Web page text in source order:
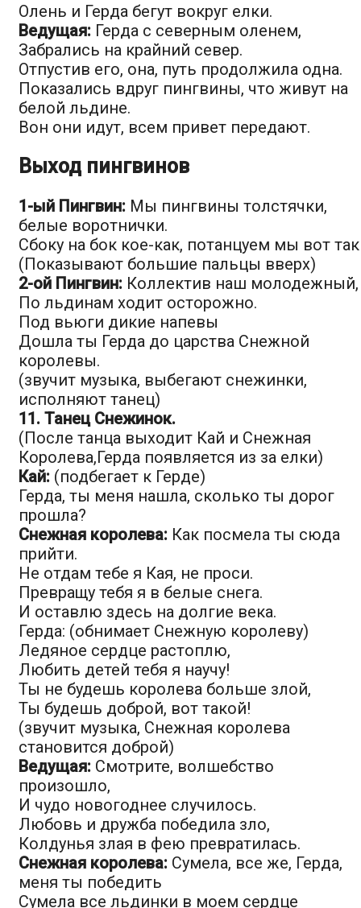
Олень и Герда бегут вокруг елки.
Ведущая: Герда с северным оленем,
Забрались на крайний север.
Отпустив его, она, путь продолжила одна.
Показались вдруг пингвины, что живут на
белой льдине.
Вон они идут, всем привет передают.
Выход пингвинов
1-ый Пингвин: Мы пингвины толстячки,
белые воротнички.
Сбоку на бок кое-как, потанцуем мы вот
(Показывают большие пальцы вверх)
2-ой Пингвин: Коллектив наш молодежный,
По льдинам ходит осторожно.
Под вьюги дикие напевы
Дошла ты Герда до царства Снежной
королевы.
(звучит музыка, выбегают снежинки,
исполняют танец)
11. Танец Снежинок.
(После танца выходит Кай и Снежная
Королева,Герда появляется из за елки)
Кай: (подбегает к Герде)
Герда, ты меня нашла, сколько ты дорог
прошла?
Снежная королева: Как посмела ты сюда
прийти.
Не отдам тебе я Кая, не проси.
Превращу тебя я в белые снега.
И оставлю здесь на долгие века.
Герда: (обнимает Снежную королеву)
Ледяное сердце растоплю,
Любить детей тебя я научу!
Ты не будешь королева больше злой,
Ты будешь доброй, вот такой!
(звучит музыка, Снежная королева
становится доброй)
Ведущая: Смотрите, волшебство
произошло,
И чудо новогоднее случилось.
Любовь и дружба победила зло,
Колдунья злая в фею превратилась.
Снежная королева: Сумела, все же, Герда,
меня ты победить
Сумела все льдинки в моем сердце